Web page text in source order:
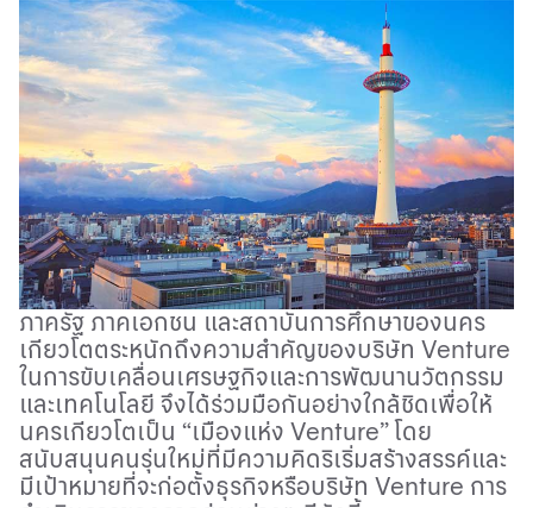
ภาครัฐ ภาคเอกชน และสถาบันการศึกษาของนคร
เกียวโตตระหนักถึงความสำคัญของบริษัท Venture
ในการขับเคลื่อนเศรษฐกิจและการพัฒนานวัตกรรม
และเทคโนโลยี จึงได้ร่วมมือกันอย่างใกล้ชิดเพื่อให้
นครเกียวโตเป็น “เมืองแห่ง Venture”โดย
สนับสนุนคนรุ่นใหม่ที่มีความคิดริเริ่มสร้างสรรค์และ
มีเป้าหมายที่จะก่อตั้งธุรกิจหรือบริษัท Venture การ